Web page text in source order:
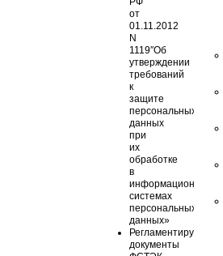
от
01.11.2012
N
1119″Об
утверждении
требований
к
защите
персональных
данных
при
их
обработке
в
информационных
системах
персональных
данных»
Регламентирующие
документы